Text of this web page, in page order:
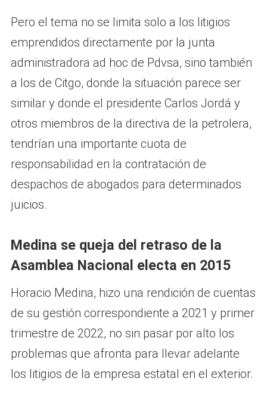
Pero el tema no se limita solo a los litigios
emprendidos directamente por la junta
administradora ad hoc de Pdvsa, sino también
a los de Citgo, donde la situación parece ser
similar y donde el presidente Carlos Jordá y
otros miembros de la directiva de la petrolera,
tendrían una importante cuota de
responsabilidad en la contratación de
despachos de abogados para determinados
juicios.
Medina se queja del retraso de la
Asamblea Nacional electa en 2015
Horacio Medina, hizo una rendición de cuentas
de su gestión correspondiente a 2021 y primer
trimestre de 2022, no sin pasar por alto los
problemas que afronta para llevar adelante
los litigios de la empresa estatal en el exterior.